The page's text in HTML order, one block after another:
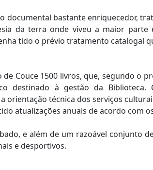
bastante enriquecedor,
da terra onde viveu a maior parte
tido o prévio tratamento catalogal
Couce 1500 livros, que, segundo o
destinado à gestão da
orientação técnica dos serviços
atualizações anuais de acordo com
e além de um razoável conjunto
e desportivos.